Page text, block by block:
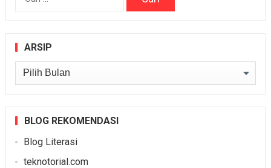
ARSIP
Arsip
BLOG REKOMENDASI
Blog Literasi
teknotorial.com